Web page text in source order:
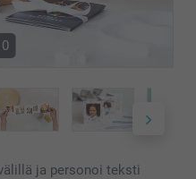
ja personoi teksti